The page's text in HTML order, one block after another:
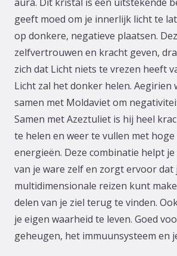
geeft moed om je innerlijk licht te
op donkere, negatieve plaatsen.
zelfvertrouwen en kracht geven,
zich dat Licht niets te vrezen heeft
Licht zal het donker helen. Aegirien
samen met Moldaviet om
Samen met Azeztuliet is hij heel
te helen en weer te vullen met
energieën. Deze combinatie helpt
van je ware zelf en zorgt ervoor dat
multidimensionale reizen kunt
delen van je ziel terug te vinden.
je eigen waarheid te leven. Goed
geheugen, het immuunsysteem en